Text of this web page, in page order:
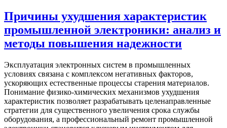
Причины ухудшения характеристик
промышленной электроники: анализ и
методы повышения надежности
Эксплуатация электронных систем в промышленных
условиях связана с комплексом негативных факторов,
ускоряющих естественные процессы старения материалов.
Понимание физико-химических механизмов ухудшения
характеристик позволяет разрабатывать целенаправленные
стратегии для существенного увеличения срока службы
оборудования, а профессиональный ремонт промышленной